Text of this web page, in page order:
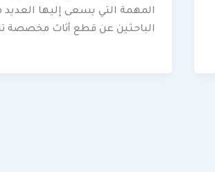
المهمة التي يسعى إليها العديد
الباحثين عن قطع أثاث مخصصة